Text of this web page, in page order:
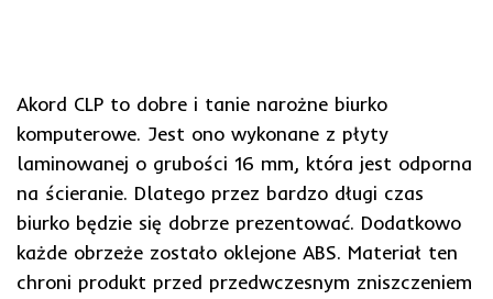
Akord CLP to dobre i tanie narożne biurko
komputerowe. Jest ono wykonane z płyty
laminowanej o grubości 16 mm, która jest odporna
na ścieranie. Dlatego przez bardzo długi czas
biurko będzie się dobrze prezentować. Dodatkowo
każde obrzeże zostało oklejone ABS. Materiał ten
chroni produkt przed przedwczesnym zniszczeniem